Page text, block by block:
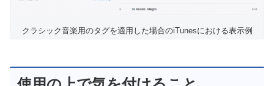
クラシック音楽用のタグを適用した場合のiTunesにおける表示例